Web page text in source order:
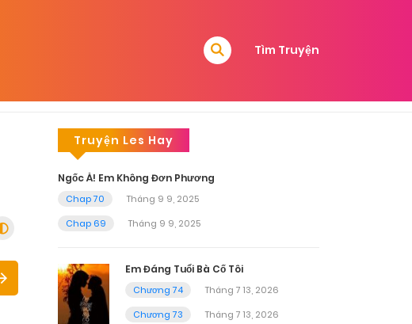
Tìm Truyện
Truyện Les Hay
Ngốc À! Em Không Đơn Phương
Chap 70
Tháng 9 9, 2025
Chap 69
Tháng 9 9, 2025
Em Đáng Tuổi Bà Cố Tôi
Chương 74
Tháng 7 13, 2026
Chương 73
Tháng 7 13, 2026